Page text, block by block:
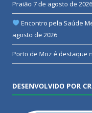
Praião 7 de agosto de 2026
Encontro pela Saúde
agosto de 2026
Porto de Moz é destaque
DESENVOLVIDO POR